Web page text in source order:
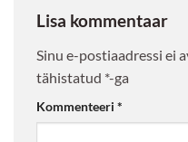
Lisa kommentaar
Sinu e-postiaadressi ei
tähistatud *-ga
Kommenteeri *